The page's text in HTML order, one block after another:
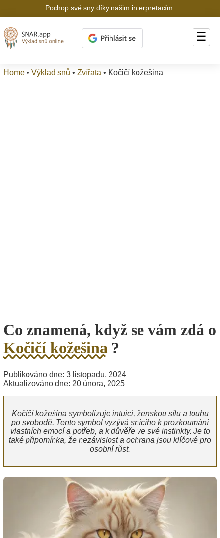
Pochop své sny díky našim interpretacím.
☰
Home • Výklad snů • Zvířata • Kočičí kožešina
Co znamená, když se vám zdá o
Kočičí kožešina ?
Publikováno dne: 3 listopadu, 2024
Aktualizováno dne: 20 února, 2025
Kočičí kožešina symbolizuje intuici, ženskou sílu a touhu
po svobodě. Tento symbol vyzývá snícího k prozkoumání
vlastních emocí a potřeb, a k důvěře ve své instinkty. Je to
také připomínka, že nezávislost a ochrana jsou klíčové pro
osobní růst.